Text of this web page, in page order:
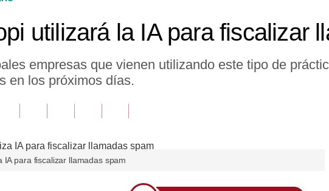
utilizará la IA para fiscalizar
empresas que vienen utilizando este tipo de
en los próximos días.
IA para fiscalizar llamadas spam